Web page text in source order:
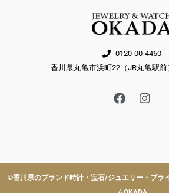
0120-00-4460
香川県丸亀市浜町22（JR丸亀駅
F
a
o
k
I
n
r
a
m
©︎香川県のブランド時計・宝石/ジュエリー・ブラ